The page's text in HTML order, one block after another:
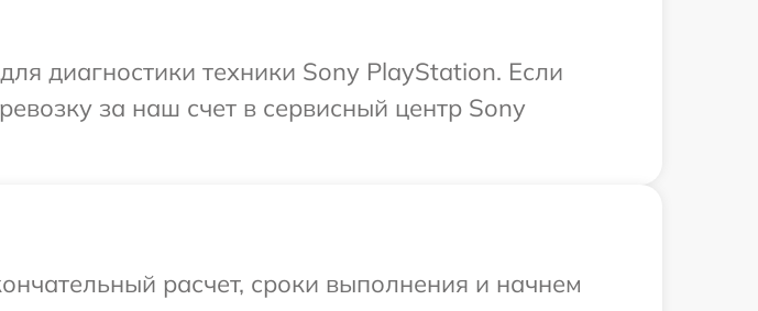
диагностики техники Sony PlayStation. Если
за наш счет в сервисный центр Sony
расчет, сроки выполнения и начнем